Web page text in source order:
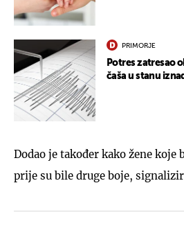
PRIMORJE
Potres zatresao
čaša u stanu
Dodao je također kako žene koje
prije su bile druge boje,